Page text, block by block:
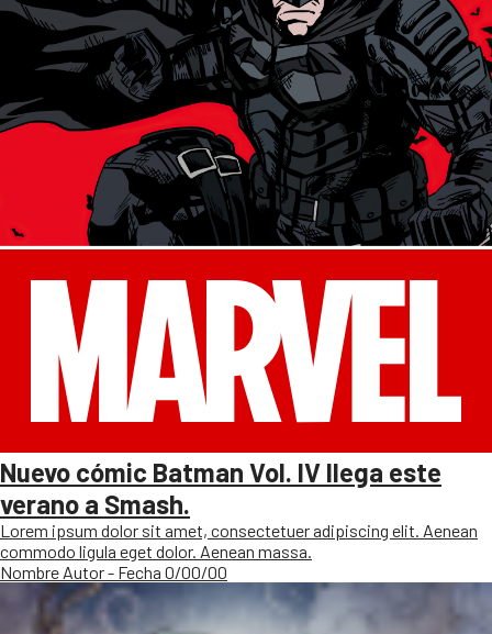
Nuevo cómic Batman Vol. IV llega este
verano a Smash.
Lorem ipsum dolor sit amet, consectetuer adipiscing elit. Aenean
commodo ligula eget dolor. Aenean massa.
Nombre Autor - Fecha 0/00/00